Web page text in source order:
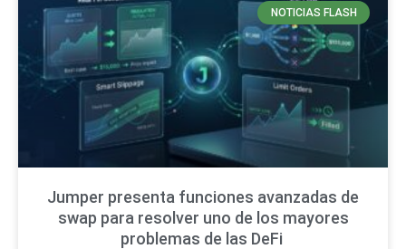
NOTICIAS FLASH
Jumper presenta funciones avanzadas de
swap para resolver uno de los mayores
problemas de las DeFi